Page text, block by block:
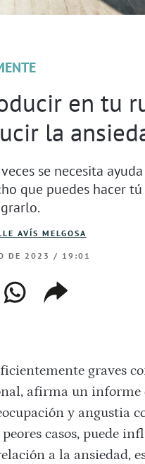
en tu
la
se necesita
que puedes hacer
AVÍS MELGOSA
DE 2023 / 19:01
whatsapp
web
copiar
enlace
graves
afirma un informe
y angustia
casos, puede
a la ansiedad,